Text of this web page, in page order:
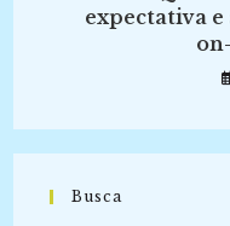
expectativa
Busca